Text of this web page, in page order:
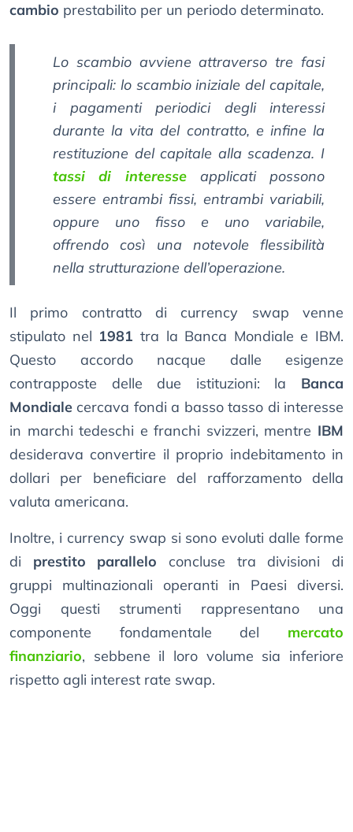
cambio prestabilito per un periodo determinato.
Lo scambio avviene attraverso tre fasi
principali: lo scambio iniziale del capitale,
i pagamenti periodici degli interessi
durante la vita del contratto, e infine la
restituzione del capitale alla scadenza. I
tassi di interesseapplicati possono
essere entrambi fissi, entrambi variabili,
oppure uno fisso e uno variabile,
offrendo così una notevole flessibilità
nella strutturazione dell’operazione.
Il primo contratto di currency swap venne
stipulato nel 1981 tra la Banca Mondiale e IBM.
Questo accordo nacque dalle esigenze
contrapposte delle due istituzioni: la Banca
Mondiale cercava fondi a basso tasso di interesse
in marchi tedeschi e franchi svizzeri, mentre IBM
desiderava convertire il proprio indebitamento in
dollari per beneficiare del rafforzamento della
valuta americana.
Inoltre, i currency swap si sono evoluti dalle forme
di prestito parallelo concluse tra divisioni di
gruppi multinazionali operanti in Paesi diversi.
Oggi questi strumenti rappresentano una
componente fondamentale del mercato
finanziario, sebbene il loro volume sia inferiore
rispetto agli interest rate swap.